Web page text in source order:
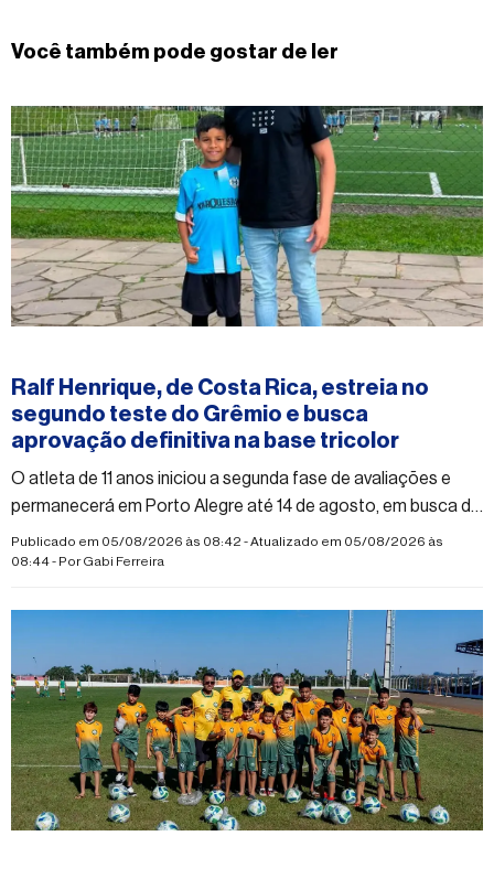
Você também pode gostar de ler
Ralf Henrique, de Costa Rica, estreia no
segundo teste do Grêmio e busca
aprovação definitiva na base tricolor
O atleta de 11 anos iniciou a segunda fase de avaliações e
permanecerá em Porto Alegre até 14 de agosto, em busca da
aprovação definitiva para integrar o Sub-11 do Grêmio
Publicado em 05/08/2026 às 08:42 - Atualizado em 05/08/2026 às
08:44 - PorGabi Ferreira